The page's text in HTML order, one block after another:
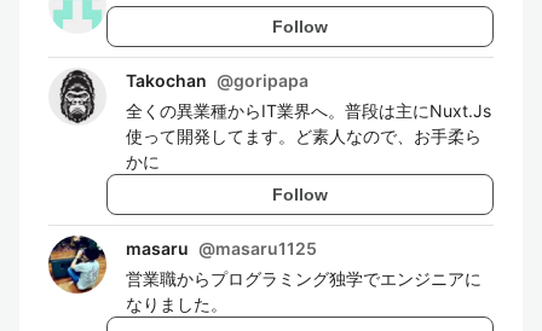
Follow
Takochan @goripapa
全くの異業種からIT業界へ。普段は主にNuxt.Js
使って開発してます。ど素人なので、お手柔ら
かに
Follow
masaru @masaru1125
営業職からプログラミング独学でエンジニアに
なりました。